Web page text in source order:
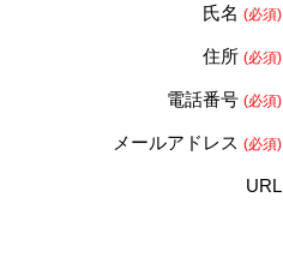
氏名 (必須)
住所 (必須)
電話番号 (必須)
メールアドレス (必須)
URL